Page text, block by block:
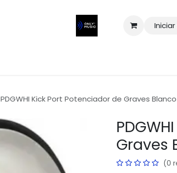
PDGWHI Kick Port Potenciador de Graves
Graves
(0